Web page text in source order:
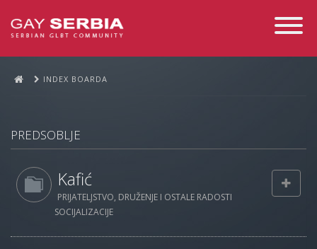
Toggle
INDEX BOARDA
PREDSOBLJE
Kafić
PRIJATELJSTVO, DRUŽENJE I OSTALE RADOSTI
SOCIJALIZACIJE